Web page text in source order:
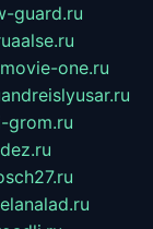
guard.ru
aalse.ru
movie-one.ru
andreislyusar.ru
grom.ru